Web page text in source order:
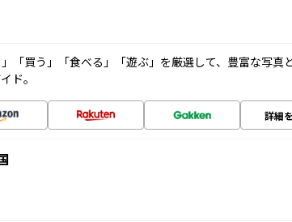
「買う」「食べる」「遊ぶ」を厳選して、豊富な写真
ド。
詳細